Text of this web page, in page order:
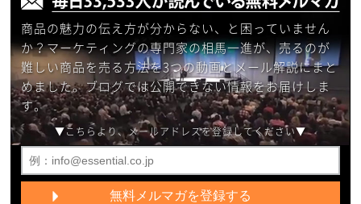
商品の魅力の伝え方が分からない、と困っていません
か？マーケティングの専門家の相馬一進が、売るのが
難しい商品を売る方法を3つの動画とメール解説にまと
めました。ブログでは公開できない情報をお届けしま
す。
▼こちらより、メールアドレスを登録してください▼